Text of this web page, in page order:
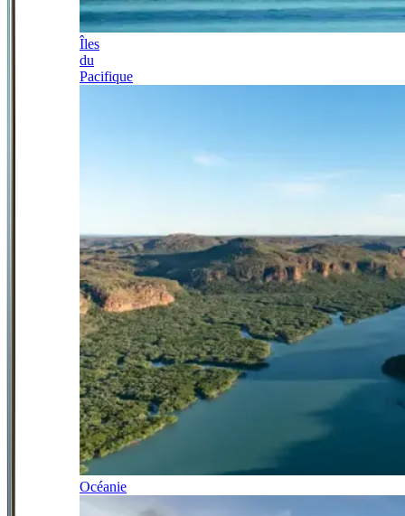
Îles
du
Pacifique
Océanie